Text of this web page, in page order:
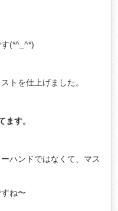
(*^_^*)
トを仕上げました。
す。
ハンドではなくて、マス
ね〜